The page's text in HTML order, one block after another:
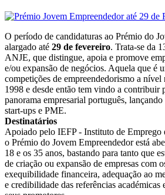
O período de candidaturas ao Prémio do
alargado até 29 de fevereiro. Trata-se da
ANJE, que distingue, apoia e promove
e/ou expansão de negócios. Aquela que é
competições de empreendedorismo a
1998 e desde então tem vindo a contribuir
panorama empresarial português,
start-ups e PME.
Destinatários
Apoiado pelo IEFP - Instituto de Emprego
o Prémio do Jovem Empreendedor está
18 e os 35 anos, bastando para tanto que
de criação ou expansão de empresas com
exequibilidade financeira, adequação ao
e credibilidade das referências académicas